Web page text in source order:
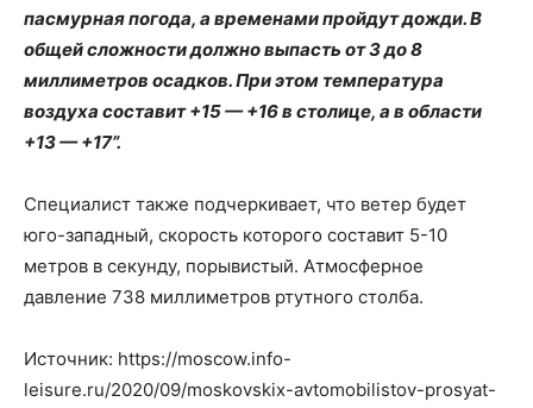
пасмурная погода, а временами пройдут дожди. В
общей сложности должно выпасть от 3 до 8
миллиметров осадков. При этом температура
воздуха составит +15 — +16 в столице, а в области
+13 — +17”.
Специалист также подчеркивает, что ветер будет
юго-западный, скорость которого составит 5-10
метров в секунду, порывистый. Атмосферное
давление 738 миллиметров ртутного столба.
Источник: https://moscow.info-
leisure.ru/2020/09/moskovskix-avtomobilistov-prosyat-